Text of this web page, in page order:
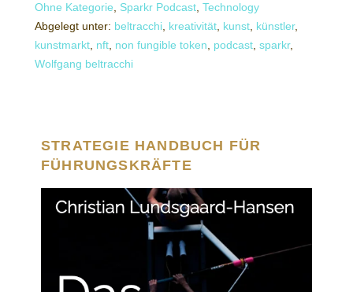
Ohne Kategorie
Sparkr Podcast Technology
Abgelegt unter: beltracchi kreativität kunst künstler,
kunstmarkt nft non fungible token podcast sparkr,
Wolfgang beltracchi
STRATEGIE HANDBUCH FÜR
FÜHRUNGSKRÄFTE